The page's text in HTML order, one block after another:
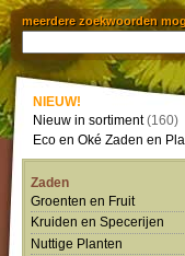
meerdere zoekwoorden
NIEUW!
Nieuw in sortiment(160)
Eco en Oké Zaden en
Zaden
Groenten en Fruit
Kruiden en Specerijen
Nuttige Planten